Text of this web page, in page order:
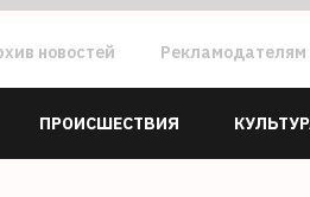
новостей Рекламодателям
ПРОИСШЕСТВИЯ